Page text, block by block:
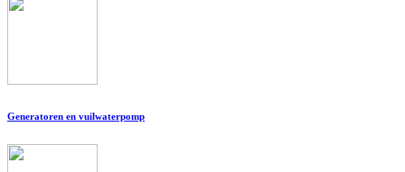
Generatoren en vuilwaterpomp